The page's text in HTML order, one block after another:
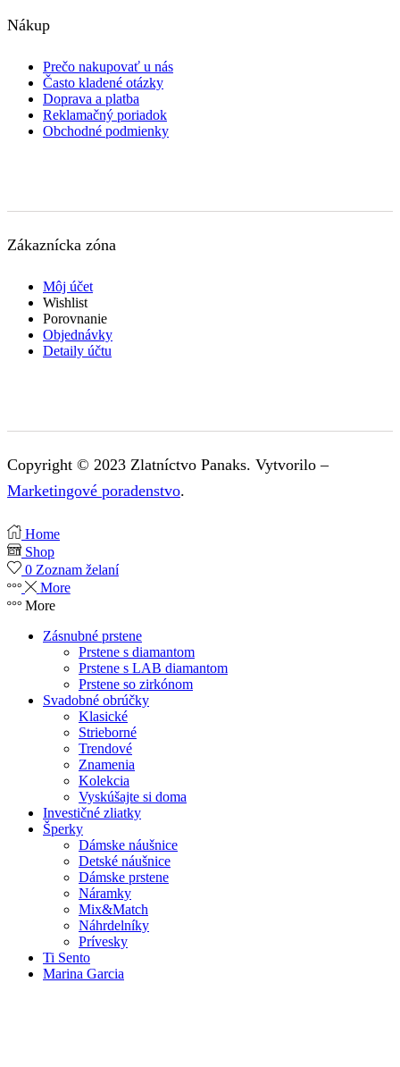
Nákup
Prečo nakupovať u nás
Často kladené otázky
Doprava a platba
Reklamačný poriadok
Obchodné podmienky
Zákaznícka zóna
Môj účet
Wishlist
Porovnanie
Objednávky
Detaily účtu
Copyright © 2023 Zlatníctvo Panaks. Vytvorilo –
Marketingové poradenstvo.
Home
Shop
0 Zoznam želaní
More
More
Zásnubné prstene
Prstene s diamantom
Prstene s LAB diamantom
Prstene so zirkónom
Svadobné obrúčky
Klasické
Strieborné
Trendové
Znamenia
Kolekcia
Vyskúšajte si doma
Investičné zliatky
Šperky
Dámske náušnice
Detské náušnice
Dámske prstene
Náramky
Mix&Match
Náhrdelníky
Prívesky
Ti Sento
Marina Garcia